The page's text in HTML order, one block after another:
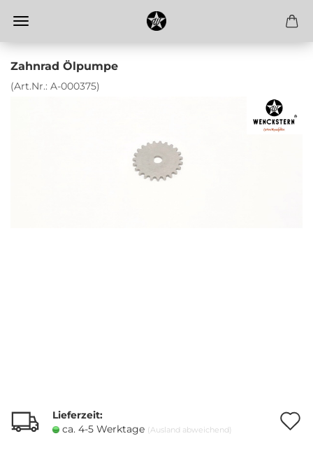
Zahnrad Ölpumpe
(Art.Nr.: A-000375)
Lieferzeit:
ca. 4-5 Werktage (Ausland abweichend)